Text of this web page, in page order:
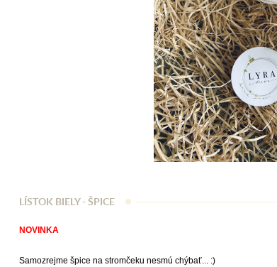
LÍSTOK BIELY - ŠPICE
NOVINKA
Samozrejme špice na stromčeku nesmú chýbať... :)